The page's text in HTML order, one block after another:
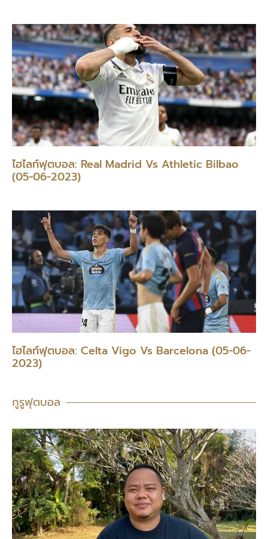
ไฮไลท์ฟุตบอล: Real Madrid Vs Athletic Bilbao
(05-06-2023)
ไฮไลท์ฟุตบอล: Celta Vigo Vs Barcelona (05-06-
2023)
กูรูฟุตบอล